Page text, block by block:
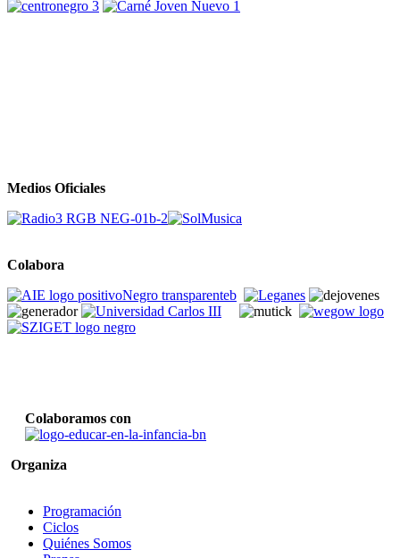
Medios Oficiales
Colabora
Colaboramos con
Organiza
Programación
Ciclos
Quiénes Somos